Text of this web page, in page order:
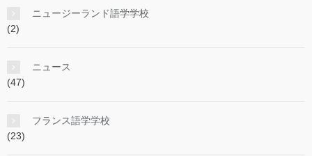
ニュージーランド語学学校
(2)
ニュース
(47)
フランス語学学校
(23)